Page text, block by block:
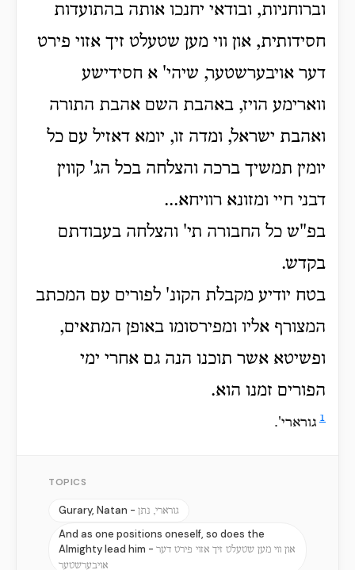
וברוחניות, ובודאי יחנכו אותה בהתועדות
חסידותית, און ווי מען שטעלט זיך אזוי פירט
דער אויבערשטער, שיהי' א חסידישע
ווארימע הויז, באהבת השם אהבת התורה
ואהבת ישראל, ומדה זו, יומא דאזיל עם כל
יומין תמשיך ברכה והצלחה בכל הג' קווין
דבני חיי ומזונא רוויחא...
בפ"ש כל החבורה תי' והצלחה בעבודתם
בקדש.
בטח יודיע מקבלת הקונ' לפורים עם המכתב
המצורף אליו ומפירסומו באופן המתאים,
ופשיטא אשר תוכנו הנה גם אחרי ימי
הפורים זמנו הוא.
1 גורארי'.
TOPICS
Gurary, Natan - גורארי, נתן
And as one positions oneself, so does the
Almighty lead him - און ווי מען שטעלט זיך אזוי פירט דער
אויבערשטער